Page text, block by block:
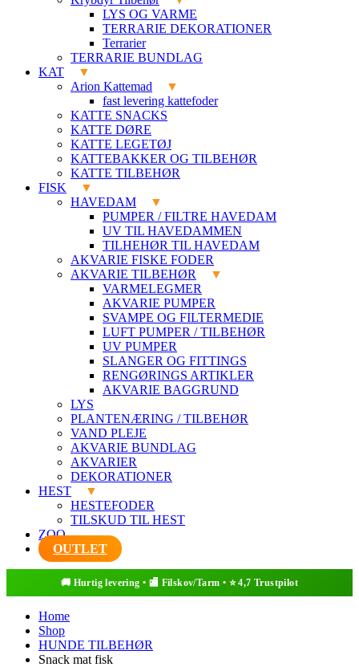
LYS OG VARME
TERRARIE DEKORATIONER
Terrarier
TERRARIE BUNDLAG
KAT
Arion Kattemad
fast levering kattefoder
KATTE SNACKS
KATTE DØRE
KATTE LEGETØJ
KATTEBAKKER OG TILBEHØR
KATTE TILBEHØR
FISK
HAVEDAM
PUMPER / FILTRE HAVEDAM
UV TIL HAVEDAMMEN
TILHEHØR TIL HAVEDAM
AKVARIE FISKE FODER
AKVARIE TILBEHØR
VARMELEGMER
AKVARIE PUMPER
SVAMPE OG FILTERMEDIE
LUFT PUMPER / TILBEHØR
UV PUMPER
SLANGER OG FITTINGS
RENGØRINGS ARTIKLER
AKVARIE BAGGRUND
LYS
PLANTENÆRING / TILBEHØR
VAND PLEJE
AKVARIE BUNDLAG
AKVARIER
DEKORATIONER
HEST
HESTEFODER
TILSKUD TIL HEST
ZOO
OUTLET
Home
Shop
HUNDE TILBEHØR
Snack mat fisk